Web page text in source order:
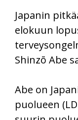
Japanin
elokuun
Shinzō Abe
Abe on
puolueen